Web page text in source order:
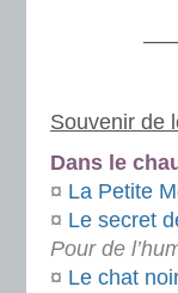
Souvenir de
Dans le
¤ La Petite
¤ Le secret
Pour de
¤ Le chat